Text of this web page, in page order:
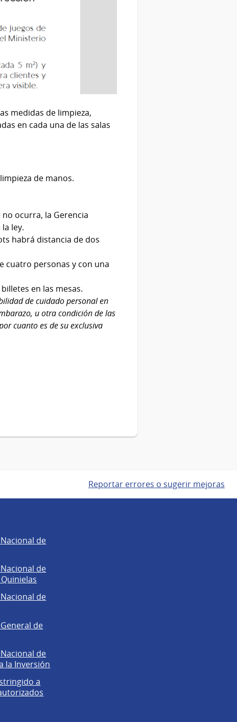
medidas de limpieza,
en cada una de las salas
de manos.
ocurra, la Gerencia
ley.
habrá distancia de dos
cuatro personas y con una
en las mesas.
de cuidado personal en
u otra condición de las
cuanto es de su exclusiva
Reportar errores o sugerir mejoras
de
de
de
de
de
la Inversión
a